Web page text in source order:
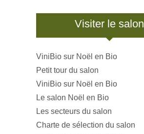
Visiter le salon
ViniBio sur Noël en Bio
Petit tour du salon
ViniBio sur Noël en Bio
Le salon Noël en Bio
Les secteurs du salon
Charte de sélection du salon